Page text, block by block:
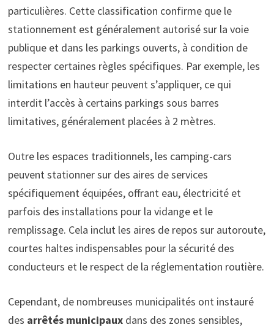
particulières. Cette classification confirme que le
stationnement est généralement autorisé sur la voie
publique et dans les parkings ouverts, à condition de
respecter certaines règles spécifiques. Par exemple, les
limitations en hauteur peuvent s’appliquer, ce qui
interdit l’accès à certains parkings sous barres
limitatives, généralement placées à 2 mètres.
Outre les espaces traditionnels, les camping-cars
peuvent stationner sur des aires de services
spécifiquement équipées, offrant eau, électricité et
parfois des installations pour la vidange et le
remplissage. Cela inclut les aires de repos sur autoroute,
courtes haltes indispensables pour la sécurité des
conducteurs et le respect de la réglementation routière.
Cependant, de nombreuses municipalités ont instauré
des arrêtés municipauxdans des zones sensibles,